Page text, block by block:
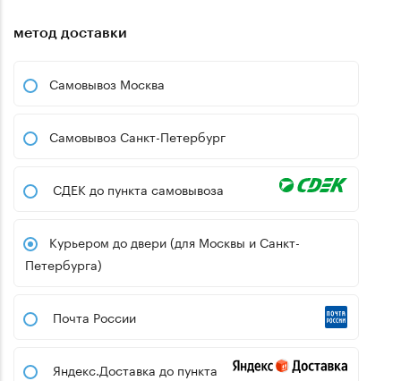
метод доставки
Самовывоз Москва
Самовывоз Санкт-Петербург
СДЕК до пункта самовывоза
Курьером до двери (для Москвы и Санкт-
Петербурга)
Почта России
Яндекс.Доставка до пункта